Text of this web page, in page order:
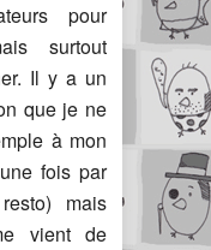
pour
surtout
Il y a un
que je ne
à mon
fois par
mais
vient de